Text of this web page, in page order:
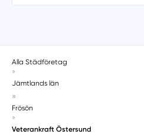
Alla Städföretag
»
Jämtlands län
»
Frösön
»
Veterankraft Östersund